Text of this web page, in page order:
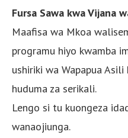
Fursa Sawa kwa Vijana
Maafisa wa Mkoa
programu hiyo kwamba
ushiriki wa Wapapua
huduma za serikali.
Lengo si tu kuongeza
wanaojiunga.